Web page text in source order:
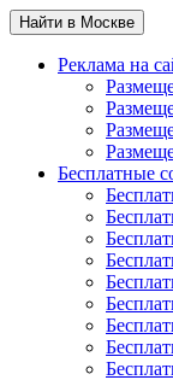
Найти в Москве
Реклама на
Бесплатные